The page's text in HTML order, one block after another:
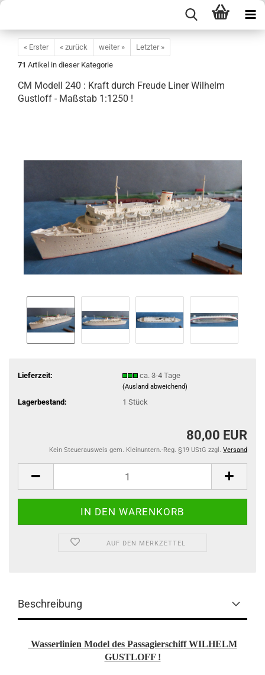
« Erster « zurück weiter »
Letzter »
71 Artikel in dieser Kategorie
CM Modell 240 : Kraft durch Freude Liner Wilhelm
Gustloff - Maßstab 1:1250 !
Lieferzeit: ca. 3-4 Tage
(Ausland abweichend)
Lagerbestand: 1 Stück
80,00 EUR
Kein Steuerausweis gem. Kleinuntern.-Reg. §19 UStG zzgl. Versand
AUF DEN MERKZETTEL
Beschreibung
Wasserlinien Model des Passagierschiff WILHELM
GUSTLOFF !